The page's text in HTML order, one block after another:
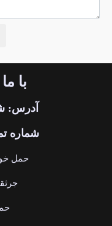
با
آدرس:
شماره تماس :
حمل